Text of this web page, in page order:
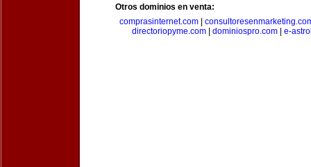
Otros dominios en venta:
comprasinternet.com|
directoriopyme.com| dominiospro.com| e-